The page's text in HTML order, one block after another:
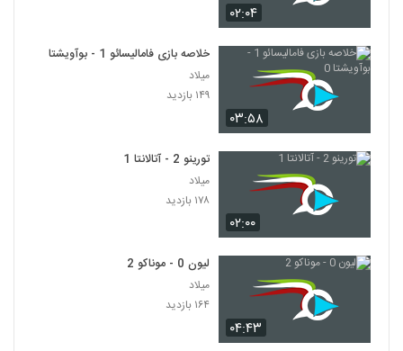
۰۲:۰۴
۰۳:۵۸
خلاصه بازی فامالیسائو 1 - بوآویشتا 0
میلاد
۱۴۹ بازدید
۰۲:۰۰
تورینو 2 - آتالانتا 1
میلاد
۱۷۸ بازدید
۰۴:۴۳
لیون 0 - موناکو 2
میلاد
۱۶۴ بازدید